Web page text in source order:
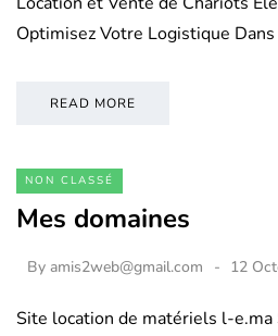
Optimisez Votre Logistique
READ MORE
NON CLASSÉ
Mes domaines
By amis2web@gmail.com 12
Site location de matériels l-e.ma